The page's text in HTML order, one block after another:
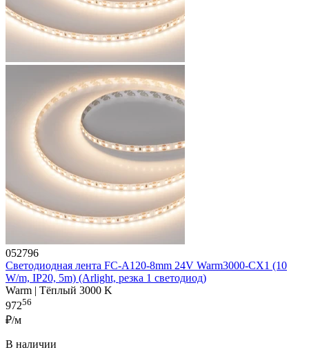
052796
Светодиодная лента FC-A120-8mm 24V Warm3000-CX1 (10
W/m, IP20, 5m) (Arlight, резка 1 светодиод)
Warm | Тёплый 3000 K
97256
₽/м
В наличии